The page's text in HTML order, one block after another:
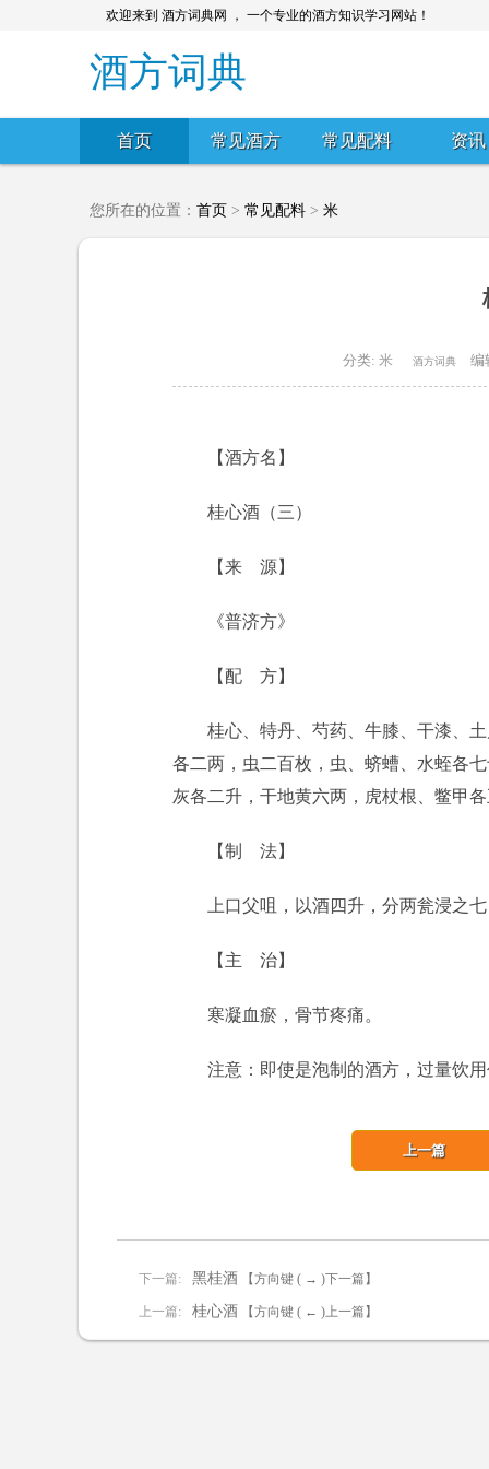
欢迎来到 酒方词典网 ， 一个专业的酒方知识学习网站！
酒方词典
首页 常见酒方 常见配料 资讯
您所在的位置： 首页 > 常见配料 > 米
分类: 米 酒方词典 编
【酒方名】
桂心酒（三）
【来 源】
《普济方》
【配 方】
桂心、特丹、芍药、牛膝、干漆、
各二两，虫二百枚，虫、蛴螬、水蛭各
灰各二升，干地黄六两，虎杖根、鳖甲各
【制 法】
上口父咀，以酒四升，分两瓮浸之
【主 治】
寒凝血瘀，骨节疼痛。
注意：即使是泡制的酒方，过量饮用
下一篇: 黑桂酒 【方向键 ( → )下一篇】
上一篇: 桂心酒
上一篇
【方向键 ( ← )上一篇】